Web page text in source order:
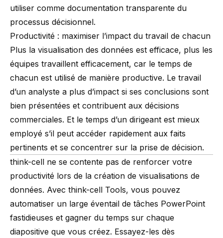
utiliser comme documentation transparente du
processus décisionnel.
Productivité : maximiser l’impact du travail de chacun
Plus la visualisation des données est efficace, plus les
équipes travaillent efficacement, car le temps de
chacun est utilisé de manière productive. Le travail
d’un analyste a plus d’impact si ses conclusions sont
bien présentées et contribuent aux décisions
commerciales. Et le temps d’un dirigeant est mieux
employé s’il peut accéder rapidement aux faits
pertinents et se concentrer sur la prise de décision.
think-cell ne se contente pas de renforcer votre
productivité lors de la création de visualisations de
données. Avec think-cell Tools, vous pouvez
automatiser un large éventail de tâches PowerPoint
fastidieuses et gagner du temps sur chaque
diapositive que vous créez. Essayez-les dès